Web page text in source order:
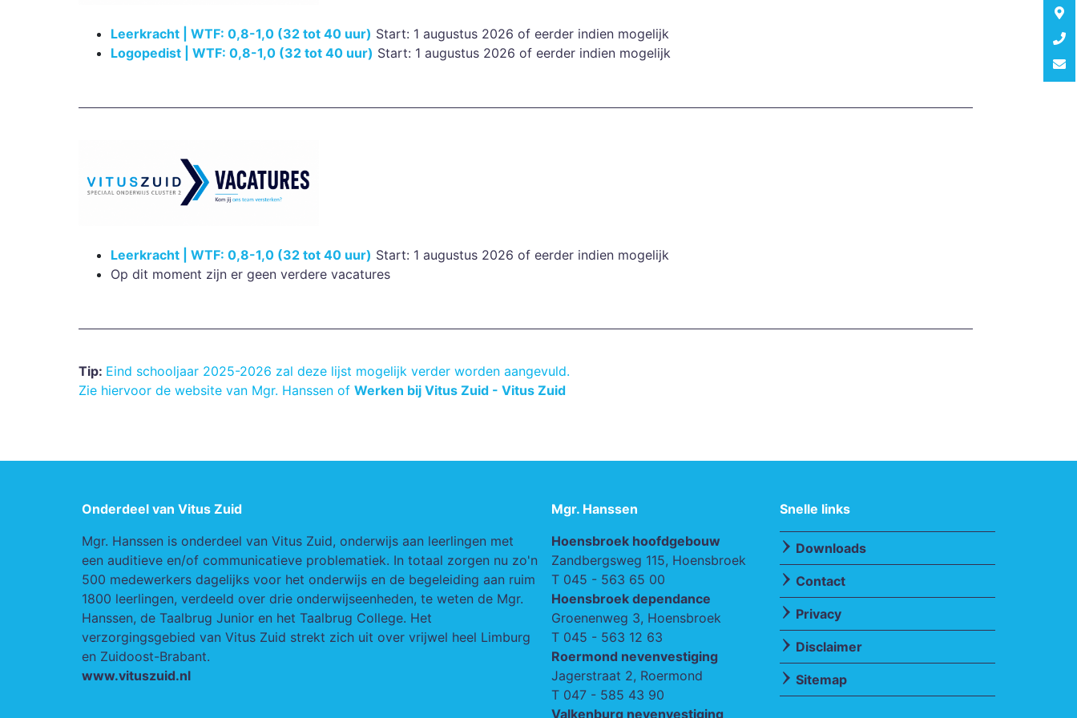
Leerkracht | WTF: 0,8-1,0 (32 tot 40 uur) Start: 1 augustus 2026 of eerder indien mogelijk
Logopedist | WTF: 0,8-1,0 (32 tot 40 uur) Start: 1 augustus 2026 of eerder indien mogelijk
Leerkracht | WTF: 0,8-1,0 (32 tot 40 uur) Start: 1 augustus 2026 of eerder indien mogelijk
Op dit moment zijn er geen verdere vacatures
Tip: Eind schooljaar 2025-2026 zal deze lijst mogelijk verder worden aangevuld.
Zie hiervoor de website van Mgr. Hanssen of Werken bij Vitus Zuid - Vitus Zuid
Onderdeel van Vitus Zuid
Mgr. Hanssen is onderdeel van Vitus Zuid, onderwijs aan leerlingen met
een auditieve en/of communicatieve problematiek. In totaal zorgen nu zo'n
500 medewerkers dagelijks voor het onderwijs en de begeleiding aan ruim
1800 leerlingen, verdeeld over drie onderwijseenheden, te weten de Mgr.
Hanssen, de Taalbrug Junior en het Taalbrug College. Het
verzorgingsgebied van Vitus Zuid strekt zich uit over vrijwel heel Limburg
en Zuidoost-Brabant.
www.vituszuid.nl
Mgr. Hanssen
Hoensbroek hoofdgebouw
Zandbergsweg 115, Hoensbroek
T 045 - 563 65 00
Hoensbroek dependance
Groenenweg 3, Hoensbroek
T 045 - 563 12 63
Roermond nevenvestiging
Jagerstraat 2, Roermond
T 047 - 585 43 90
Valkenburg nevenvestiging
Snelle links
Downloads
Contact
Privacy
Disclaimer
Sitemap